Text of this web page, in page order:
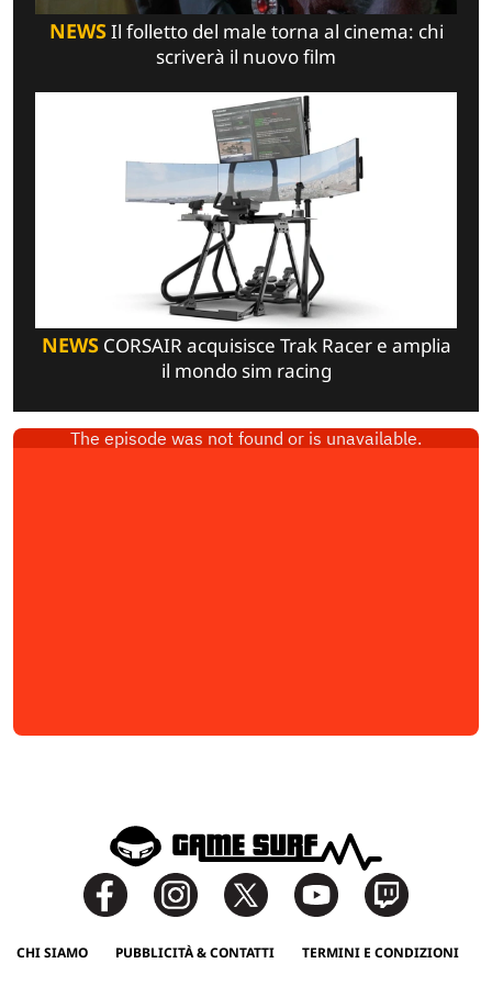
NEWSIl folletto del male torna al cinema: chi
scriverà il nuovo film
NEWSCORSAIR acquisisce Trak Racer e amplia
il mondo sim racing
CHI SIAMO PUBBLICITÀ & CONTATTI TERMINI E CONDIZIONI